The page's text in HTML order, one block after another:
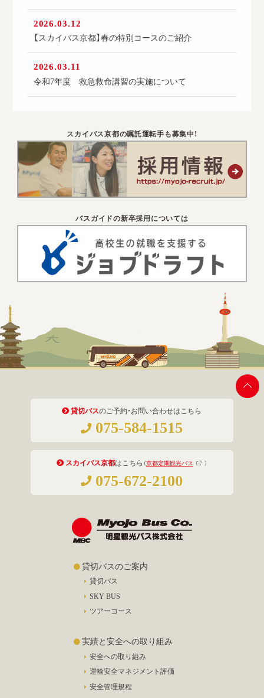
2026.03.12
【スカイバス京都】春の特別コースのご紹介
2026.03.11
令和7年度 救急救命講習の実施について
スカイバス京都の嘱託運転手も募集中!
バスガイドの新卒採用については
貸切バスのご予約・お問い合わせはこちら
075-584-1515
スカイバス京都はこちら （京都定期観光バス ）
075-672-2100
貸切バスのご案内
貸切バス
SKY BUS
ツアーコース
実績と安全への取り組み
安全への取り組み
運輸安全マネジメント評価
安全管理規程